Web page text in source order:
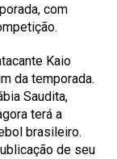
com
Kaio
da temporada.
Saudita,
terá a
brasileiro.
de seu